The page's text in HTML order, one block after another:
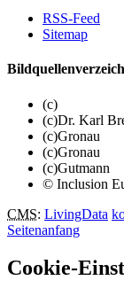
RSS-Feed
Sitemap
(c)
(c)Dr. Karl
(c)Gronau
(c)Gronau
(c)Gutmann
© Inclusion
CMS: LivingData
Seitenanfang
Cookie-